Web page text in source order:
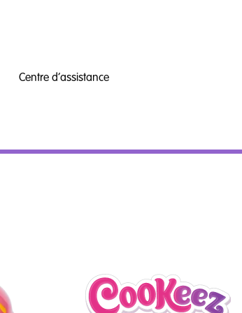
Centre d’assistance